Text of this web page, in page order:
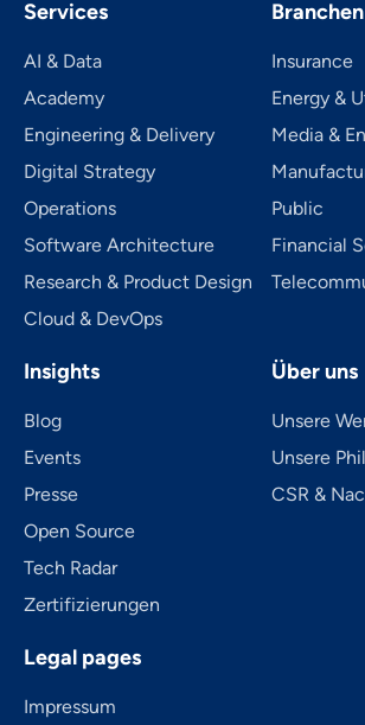
Services
AI & Data
Academy
Engineering & Delivery
Digital Strategy
Operations
Software Architecture
Research & Product Design
Cloud & DevOps
Branchen
Insurance
Energy &
Media &
Public
Financial
Insights
Blog
Events
Presse
Open Source
Tech Radar
Zertifizierungen
Über uns
Unsere
Unsere
CSR &
Legal pages
Impressum